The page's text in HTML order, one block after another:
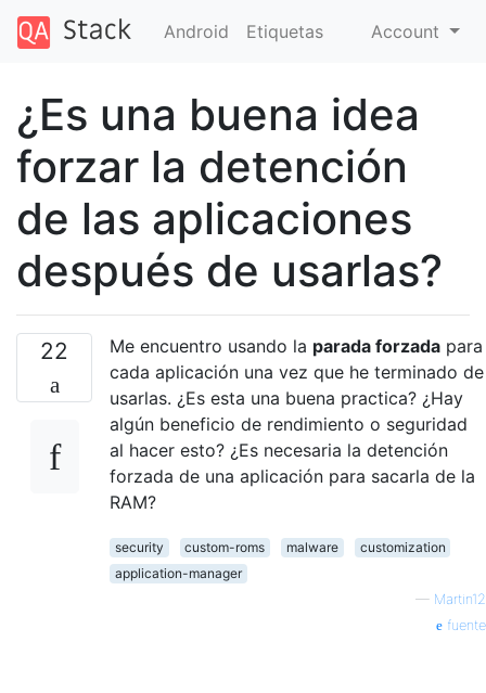
Android Etiquetas Account
¿Es una buena idea
forzar la detención
de las aplicaciones
después de usarlas?
22 Me encuentro usando la parada forzada para
cada aplicación una vez que he terminado de
usarlas. ¿Es esta una buena practica? ¿Hay
algún beneficio de rendimiento o seguridad
al hacer esto? ¿Es necesaria la detención
forzada de una aplicación para sacarla de la
RAM?
security custom-roms malware
customization
application-manager
— Martin12
fuente